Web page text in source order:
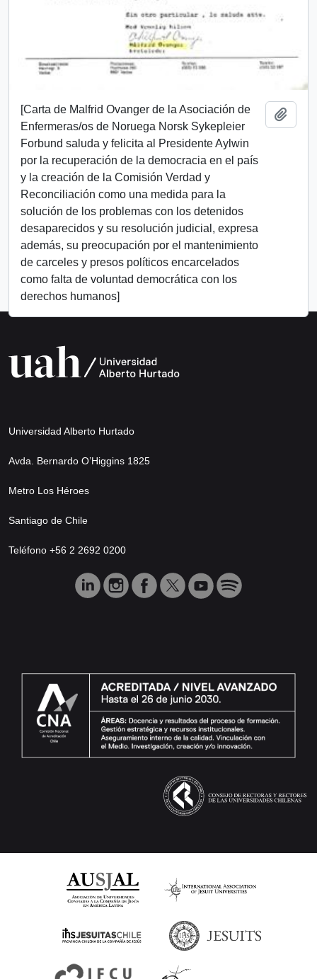
[Carta de Malfrid Ovanger de la Asociación de
Enfermeras/os de Noruega Norsk Sykepleier
Forbund saluda y felicita al Presidente Aylwin
por la recuperación de la democracia en el país
y la creación de la Comisión Verdad y
Reconciliación como una medida para la
solución de los problemas con los detenidos
desaparecidos y su resolución judicial, expresa
además, su preocupación por el mantenimiento
de carceles y presos políticos encarcelados
como falta de voluntad democrática con los
derechos humanos]
Universidad Alberto Hurtado
Avda. Bernardo O’Higgins 1825
Metro Los Héroes
Santiago de Chile
Teléfono +56 2 2692 0200